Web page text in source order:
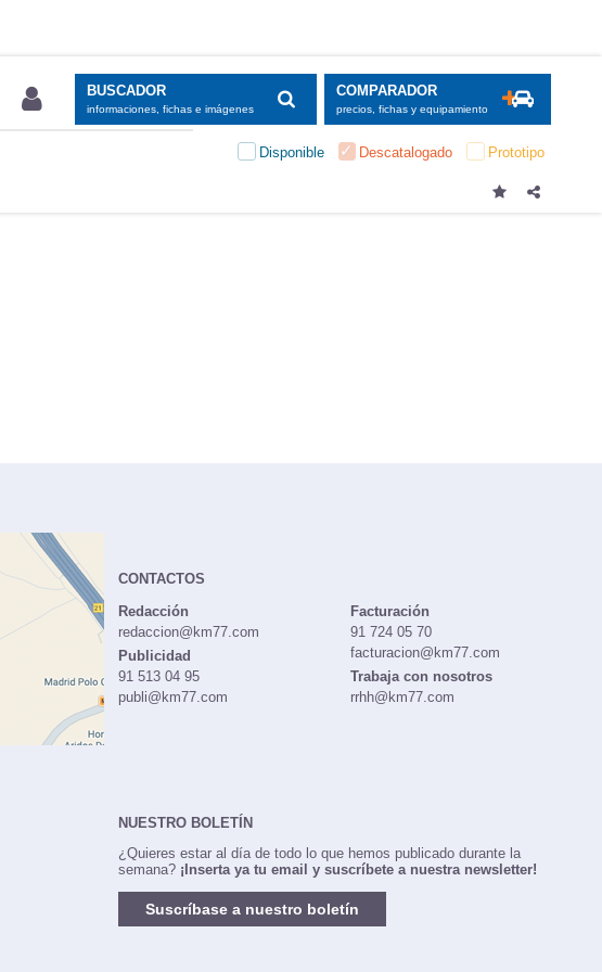
BUSCADOR
informaciones, fichas e imágenes
COMPARADOR
precios, fichas y equipamiento
Disponible Descatalogado Prototipo
CONTACTOS
Redacción
redaccion@km77.com
Publicidad
91 513 04 95
publi@km77.com
Facturación
91 724 05 70
facturacion@km77.com
Trabaja con nosotros
rrhh@km77.com
NUESTRO BOLETÍN
¿Quieres estar al día de todo lo que hemos publicado durante la
semana? ¡Inserta ya tu email y suscríbete a nuestra newsletter!
Suscríbase a nuestro boletín